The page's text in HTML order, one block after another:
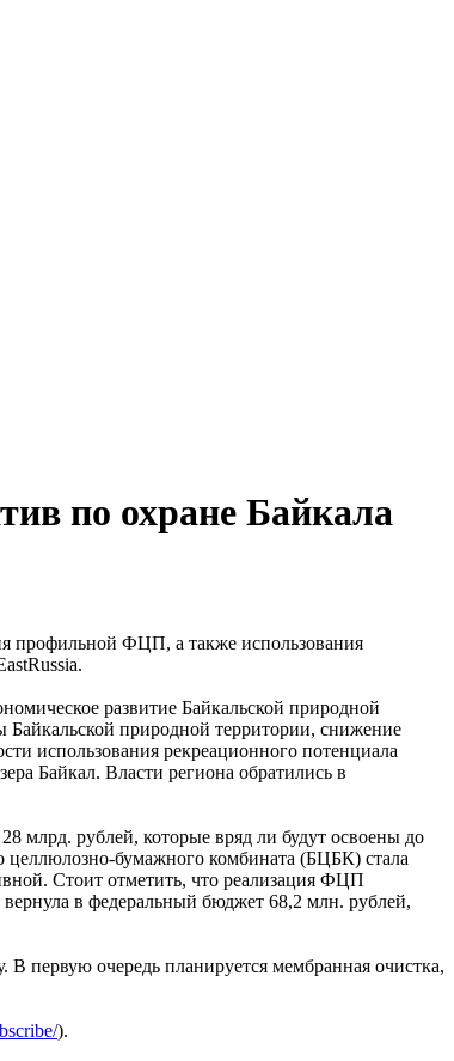
по охране Байкала
профильной ФЦП, а также использования
развитие Байкальской природной
Байкальской природной территории, снижение
использования рекреационного потенциала
Байкал. Власти региона обратились в
млрд. рублей, которые вряд ли будут освоены до
целлюлозно-бумажного комбината (БЦБК) стала
Стоит отметить, что реализация ФЦП
вернула в федеральный бюджет 68,2 млн. рублей,
В первую очередь планируется мембранная очистка,
).